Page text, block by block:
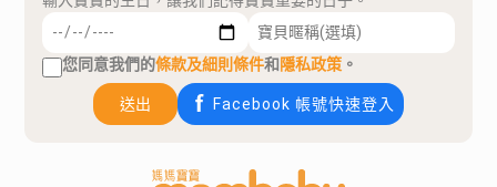
您同意我們的條款及細則條件和隱私政策 。
送出 Facebook 帳號快速登入